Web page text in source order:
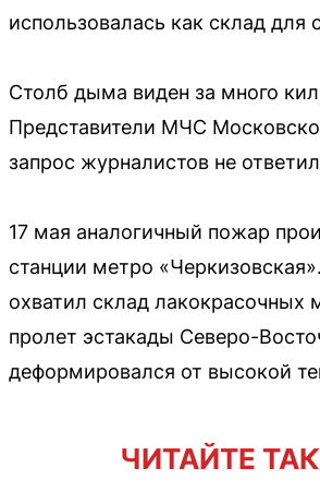
использовалась как склад для
Столб дыма виден за много
Представители МЧС
запрос журналистов не
17 мая аналогичный пожар
станции метро
охватил склад лакокрасочных
пролет эстакады Северо-
деформировался от высокой
ЧИТАЙТЕ